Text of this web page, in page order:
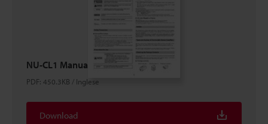
NU-CL1 Manuale di Istruzioni
PDF: 450.3KB / Inglese
Download